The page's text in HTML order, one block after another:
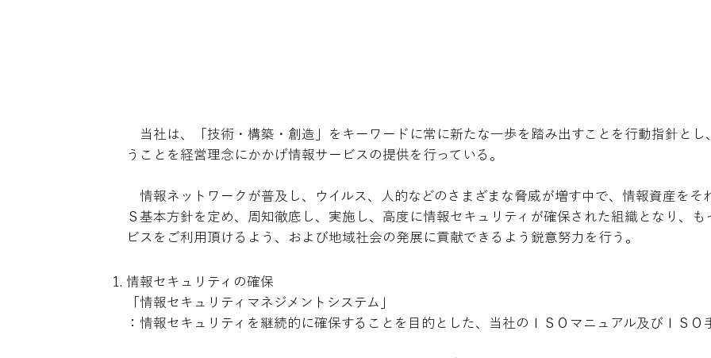
当社は、「技術・構築・創造」をキーワードに常に新たな一歩を踏み出すことを行動指針と
うことを経営理念にかかげ情報サービスの提供を行っている。
情報ネットワークが普及し、ウイルス、人的などのさまざまな脅威が増す中で、情報資産をそ
Ｓ基本方針を定め、周知徹底し、実施し、高度に情報セキュリティが確保された組織となり、
ビスをご利用頂けるよう、および地域社会の発展に貢献できるよう鋭意努力を行う。
情報セキュリティの確保
「情報セキュリティマネジメントシステム」
：情報セキュリティを継続的に確保することを目的とした、当社のＩＳＯマニュアル及びＩＳＯ